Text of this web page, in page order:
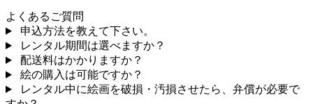
よくあるご質問
申込方法を教えて下さい。
レンタル期間は選べますか？
配送料はかかりますか？
絵の購入は可能ですか？
レンタル中に絵画を破損・汚損させたら、弁償が必要で